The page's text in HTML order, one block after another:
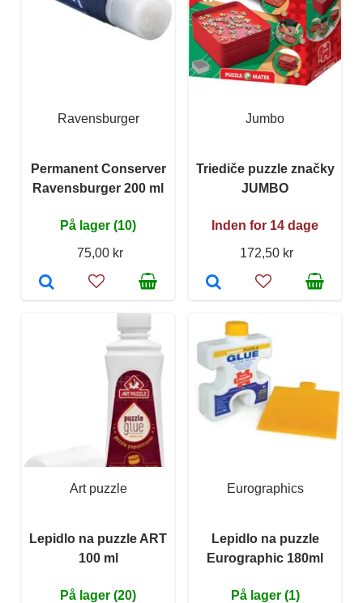
Ravensburger
Permanent Conserver
Ravensburger 200 ml
På lager (10)
75,00 kr
Jumbo
Triediče puzzle značky
JUMBO
Inden for 14 dage
172,50 kr
Art puzzle
Lepidlo na puzzle ART
100 ml
På lager (20)
Eurographics
Lepidlo na puzzle
Eurographic 180ml
På lager (1)